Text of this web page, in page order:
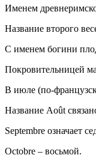
Именем
Название второго
С именем богини
Покровительницей
В июле (по-
Название Août
Septembre означает
Octobre – восьмой.